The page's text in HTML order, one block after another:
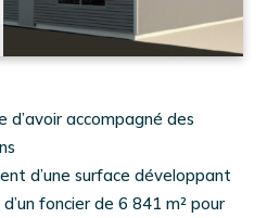
accompagné des
d’une surface développant
foncier de 6 841 m² pour